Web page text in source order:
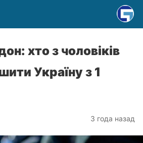
хто з чоловіків
Україну з 1
3 года назад